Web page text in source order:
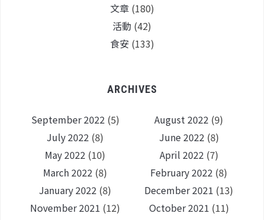
文章(180)
活動 (42)
食安 (133)
ARCHIVES
September 2022 (5) August 2022 (9)
July 2022 (8) June 2022 (8)
May 2022 (10) April 2022 (7)
March 2022 (8) February 2022 (8)
January 2022 (8) December 2021 (13)
November 2021 (12) October 2021 (11)